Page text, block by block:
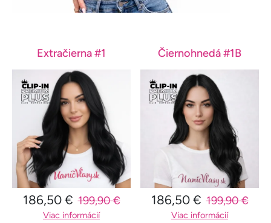
Extračierna #1
186,50 € 199,90 €
Viac informácií
Čiernohnedá #1B
186,50 € 199,90 €
Viac informácií